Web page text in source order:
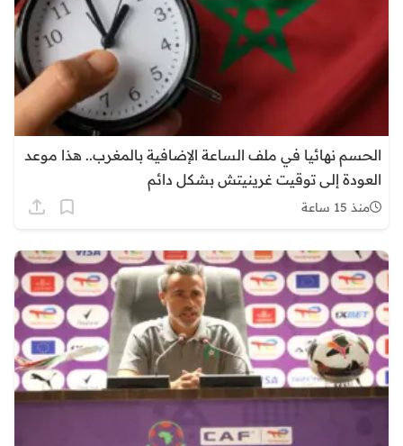
الحسم نهائيا في ملف الساعة الإضافية بالمغرب.. هذا موعد
العودة إلى توقيت غرينيتش بشكل دائم
منذ 15 ساعة